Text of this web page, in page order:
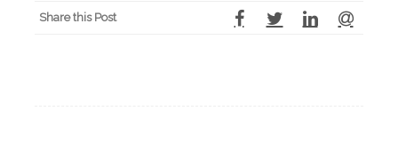
Share this Post